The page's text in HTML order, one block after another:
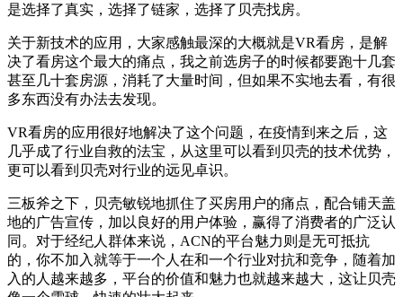
是选择了真实，选择了链家，选择了贝壳找房。
关于新技术的应用，大家感触最深的大概就是VR看房，是解
决了看房这个最大的痛点，我之前选房子的时候都要跑十几套
甚至几十套房源，消耗了大量时间，但如果不实地去看，有很
多东西没有办法去发现。
VR看房的应用很好地解决了这个问题，在疫情到来之后，这
几乎成了行业自救的法宝，从这里可以看到贝壳的技术优势，
更可以看到贝壳对行业的远见卓识。
三板斧之下，贝壳敏锐地抓住了买房用户的痛点，配合铺天盖
地的广告宣传，加以良好的用户体验，赢得了消费者的广泛认
同。对于经纪人群体来说，ACN的平台魅力则是无可抵抗
的，你不加入就等于一个人在和一个行业对抗和竞争，随着加
入的人越来越多，平台的价值和魅力也就越来越大，这让贝壳